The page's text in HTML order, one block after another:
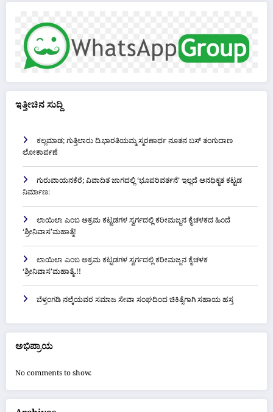
ಇತ್ತೀಚಿನ ಸುದ್ದಿ
ಕಲ್ಲಮಾಡ; ಗುತ್ತಿಲಾರು ದಿ.ಭಾರತಿಯಮ್ಮ ಸ್ಮರಣಾರ್ಥ ನೂತನ ಬಸ್ ತಂಗುದಾಣ
ಲೋಕಾರ್ಪಣೆ
ಗುರುವಾಯನಕೆರೆ; ವಿವಾದಿತ ಜಾಗದಲ್ಲಿ ‘ಭೂಪರಿವರ್ತನೆ’ ಇಲ್ಲದೆ ಅನಧಿಕೃತ ಕಟ್ಟಡ
ನಿರ್ಮಾಣ:
ಲಾಯಿಲಾ ಎಂಬ ಅಕ್ರಮ ಕಟ್ಟಡಗಳ ಸ್ವರ್ಗದಲ್ಲಿ ಕರೀಮಜ್ಜನ ಕೈಚಳಕದ ಹಿಂದೆ
‘ಶ್ರೀನಿವಾಸ’ಮಹಾತ್ಮೆ!
ಲಾಯಿಲಾ ಎಂಬ ಅಕ್ರಮ ಕಟ್ಟಡಗಳ ಸ್ವರ್ಗದಲ್ಲಿ ಕರೀಮಜ್ಜನ ಕೈಚಳಕ
‘ಶ್ರೀನಿವಾಸ’ಮಹಾತ್ಮೆ..!!
ಬೆಳ್ತಂಗಡಿ ನಲ್ಕೆಯವರ ಸಮಾಜ ಸೇವಾ ಸಂಘದಿಂದ ಚಿಕಿತ್ಸೆಗಾಗಿ ಸಹಾಯ ಹಸ್ತ
ಅಭಿಪ್ರಾಯ
No comments to show.